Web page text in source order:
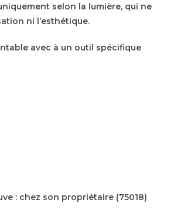
selon la lumière, qui ne
ni l’esthétique.
avec à un outil spécifique
: chez son propriétaire (75018)